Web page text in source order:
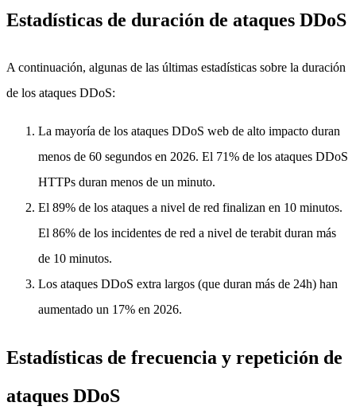
Estadísticas de duración de ataques DDoS
A continuación, algunas de las últimas estadísticas sobre la duración
de los ataques DDoS:
La mayoría de los ataques DDoS web de alto impacto duran
menos de 60 segundos en 2026. El 71% de los ataques DDoS
HTTPs duran menos de un minuto.
El 89% de los ataques a nivel de red finalizan en 10 minutos.
El 86% de los incidentes de red a nivel de terabit duran más
de 10 minutos.
Los ataques DDoS extra largos (que duran más de 24h) han
aumentado un 17% en 2026.
Estadísticas de frecuencia y repetición de
ataques DDoS